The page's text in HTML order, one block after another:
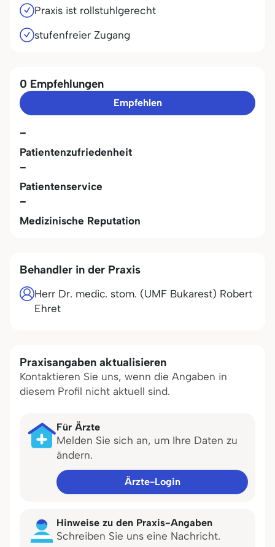
Praxis ist rollstuhlgerecht
stufenfreier Zugang
0 Empfehlungen
Empfehlen
-
Patientenzufriedenheit
-
Patientenservice
-
Medizinische Reputation
Behandler in der Praxis
Herr Dr. medic. stom. (UMF Bukarest) Robert
Ehret
Praxisangaben aktualisieren
Kontaktieren Sie uns, wenn die Angaben in
diesem Profil nicht aktuell sind.
Für Ärzte
Melden Sie sich an, um Ihre Daten zu
ändern.
Ärzte-Login
Hinweise zu den Praxis-Angaben
Schreiben Sie uns eine Nachricht.